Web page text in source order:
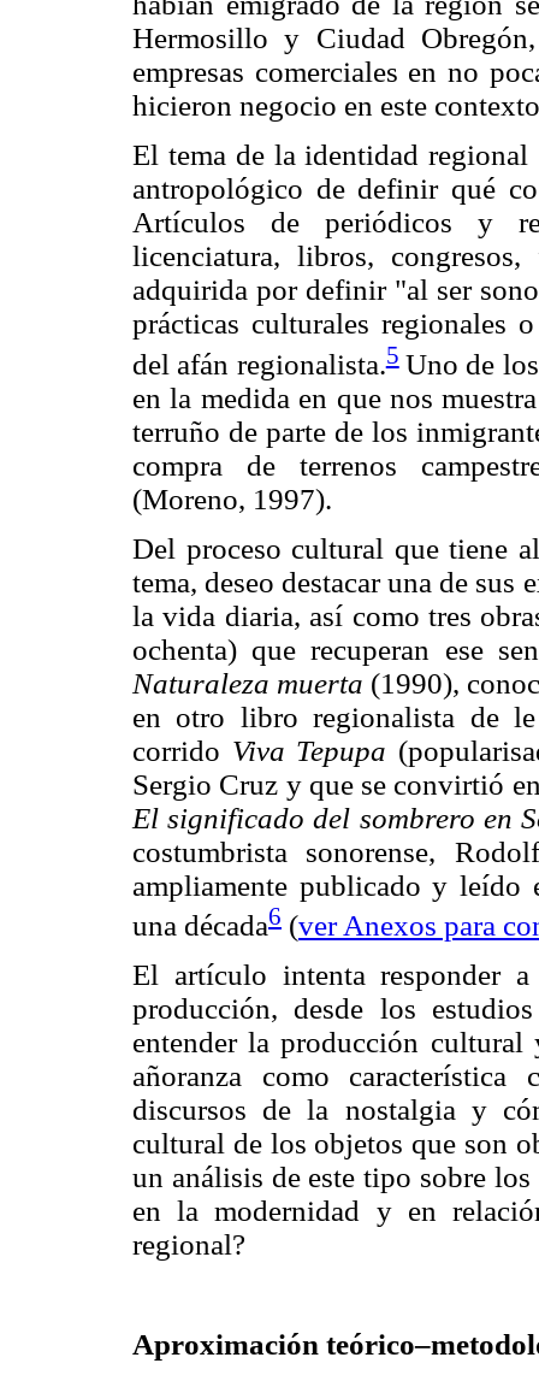
Hermosillo y Ciudad
empresas comerciales en no
hicieron negocio en este
El tema de la identidad
antropológico de definir qué
Artículos de periódicos y
licenciatura, libros,
adquirida por definir "al ser
prácticas culturales
del afán regionalista.5 Uno de
en la medida en que nos
terruño de parte de los
compra de terrenos
(Moreno, 1997).
Del proceso cultural que tiene
tema, deseo destacar una de
la vida diaria, así como tres
ochenta) que recuperan ese
Naturaleza muerta (1990),
en otro libro regionalista de
corrido Viva Tepupa
Sergio Cruz y que se convirtió
El significado del sombrero en
costumbrista sonorense,
ampliamente publicado y
una década6 (ver Anexos para
El artículo intenta responder a
producción, desde los
entender la producción
añoranza como característica
discursos de la nostalgia y
cultural de los objetos que son
un análisis de este tipo sobre
en la modernidad y en
regional?
Aproximación